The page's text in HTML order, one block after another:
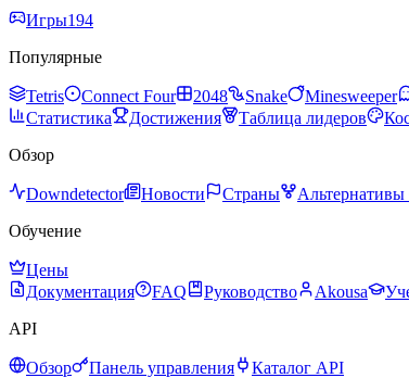
Игры194
Популярные
Tetris Connect Four 2048 Snake Minesweeper
Статистика
Достижения Таблица лидеров
Обзор
Downdetector Новости Страны Альтернативы
Обучение
Цены
Документация
FAQ Руководство Akousa
API
Обзор Панель управления
Каталог API